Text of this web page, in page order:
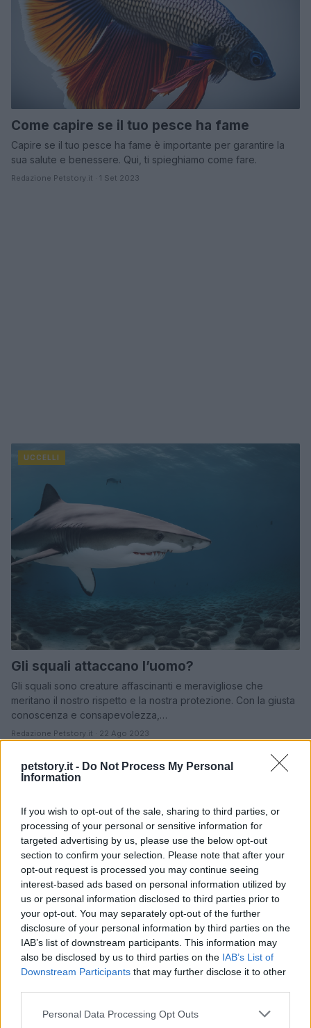
petstory.it - Do Not Process My Personal
Information
If you wish to opt-out of the sale, sharing to third parties, or
processing of your personal or sensitive information for
targeted advertising by us, please use the below opt-out
section to confirm your selection. Please note that after your
opt-out request is processed you may continue seeing
interest-based ads based on personal information utilized by
us or personal information disclosed to third parties prior to
your opt-out. You may separately opt-out of the further
disclosure of your personal information by third parties on the
IAB’s list of downstream participants. This information may
also be disclosed by us to third parties on the IAB’s List of
Downstream Participants that may further disclose it to other
Please note that this website/app uses one or more Google
Personal Data Processing Opt Outs
Come capire se il tuo pesce ha fame
Capire se il tuo pesce ha fame è importante per garantire la
sua salute e benessere. Qui, ti spieghiamo come fare.
Redazione Petstory.it · 1 Set 2023
UCCELLI
Gli squali attaccano l’uomo?
Gli squali sono creature affascinanti e meravigliose che
meritano il nostro rispetto e la nostra protezione. Con la giusta
conoscenza e consapevolezza,…
Redazione Petstory.it · 22 Ago 2023
PESCI
Perché i pesci non chiudono gli occhi?
I pesci, come noi, dormono, ma a differenza degli umani e di